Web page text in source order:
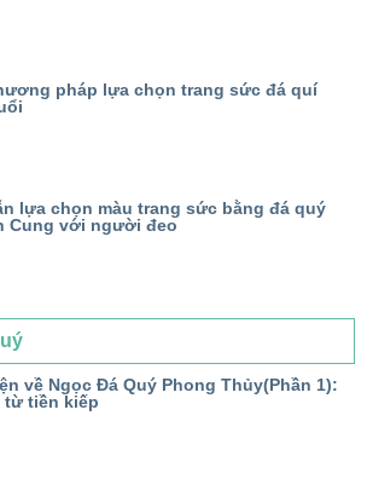
pháp lựa chọn trang sức đá quí
lựa chọn màu trang sức bằng đá quý
Cung với người đeo
về Ngọc Đá Quý Phong Thủy(Phần 1):
từ tiền kiếp